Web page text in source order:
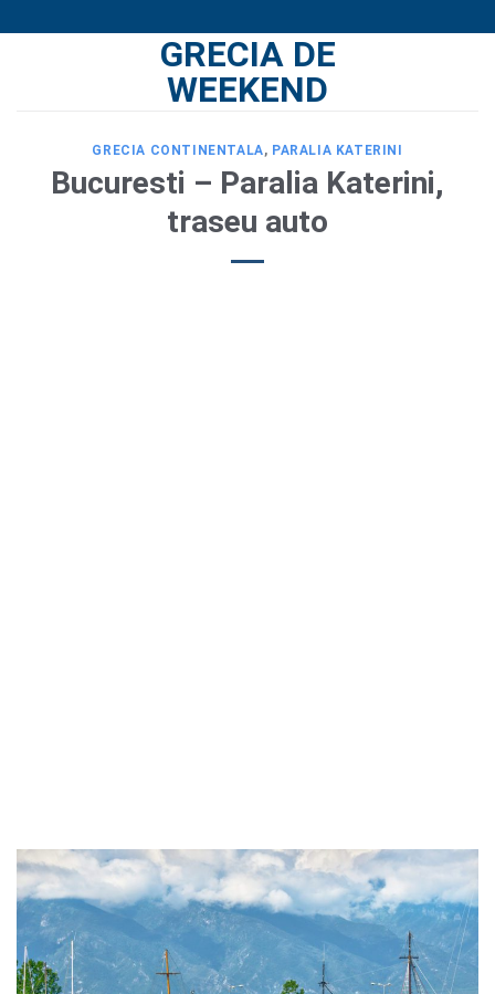
GRECIA DE
WEEKEND
GRECIA CONTINENTALA, PARALIA KATERINI
Bucuresti – Paralia Katerini,
traseu auto